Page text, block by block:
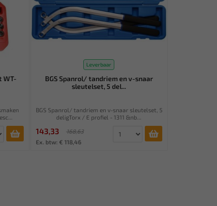
WT-
Leverbaar
BGS Spanrol/ tandriem en v-snaar
sleutelset, 5 del...
BGS Spanrol/ tandriem en v-snaar sleutelset, 5
deligTorx / E profiel - 1311 &nb...
143,33
168,63
Ex. btw: € 118,46